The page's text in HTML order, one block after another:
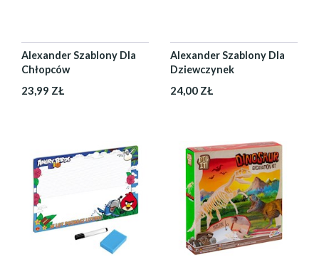
Alexander Szablony Dla
Chłopców
23,99 ZŁ
Alexander Szablony Dla
Dziewczynek
24,00 ZŁ